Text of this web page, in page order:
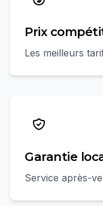
Prix
Les meilleurs
Garantie
Service après-